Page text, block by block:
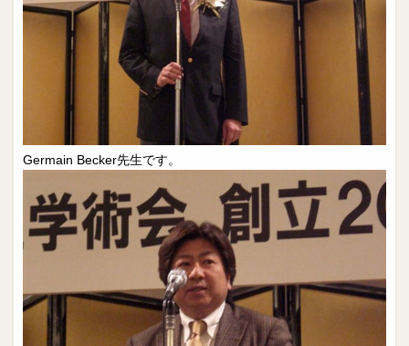
0263-54-6622
MAILはこちら
Germain Becker先生です。